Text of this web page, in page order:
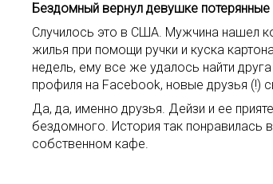
Бездомный вернул девушке
Случилось это в США. Мужчина нашел
жилья при помощи ручки и куска
недель, ему все же удалось найти
профиля на Facebook, новые друзья (!)
Да, да, именно друзья. Дейзи и ее
бездомного. История так
собственном кафе.